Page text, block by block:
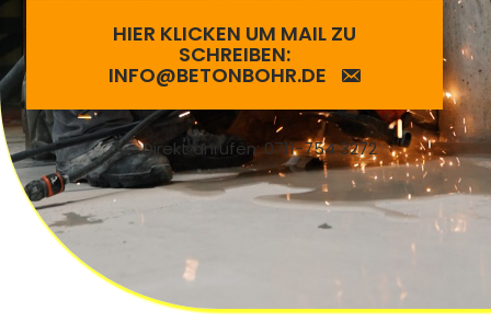
HIER KLICKEN UM MAIL ZU
SCHREIBEN:
INFO@BETONBOHR.DE
Direkt anrufen: 0711-754 3272